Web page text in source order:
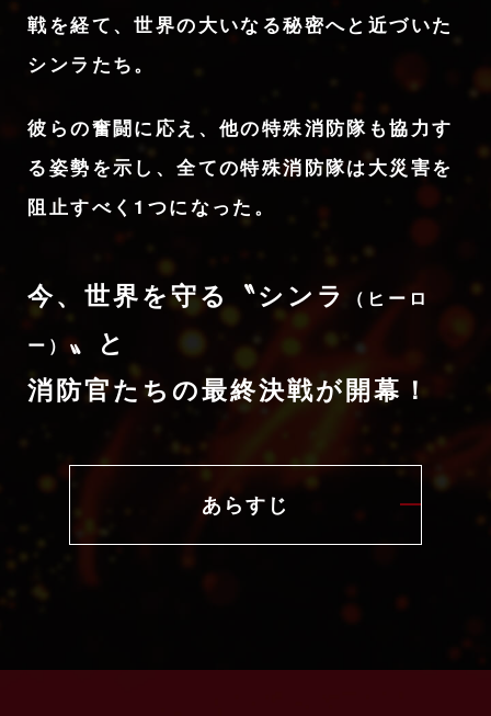
戦を経て、世界の大いなる秘密へと近づいた
シンラたち。
彼らの奮闘に応え、他の特殊消防隊も協力す
る姿勢を示し、全ての特殊消防隊は大災害を
阻止すべく1つになった。
今、世界を守る〝シンラ
（ヒーロ
ー） 〟と
消防官たちの最終決戦が開幕！
あらすじ